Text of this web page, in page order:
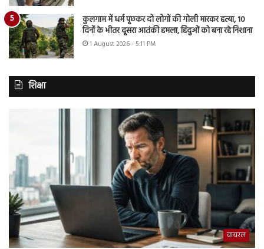
कुलगाम में धर्म पूछकर दो लोगों की गोली मारकर हत्या, 10
दिनों के भीतर दूसरा आतंकी हमला, हिंदुओं को बना रहे निशाना
1 August 2026 - 5:11 PM
शिक्षा
वायरल